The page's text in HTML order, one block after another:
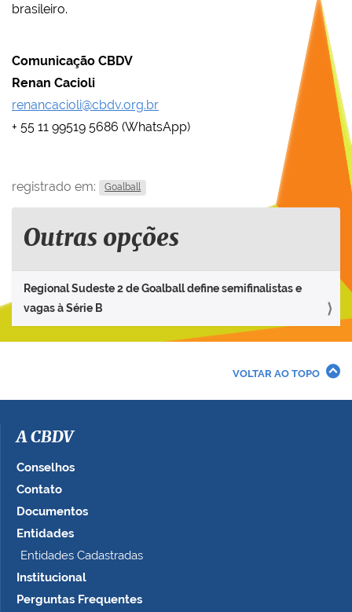
brasileiro.
Comunicação CBDV
Renan Cacioli
renancacioli@cbdv.org.br
+ 55 11 99519 5686 (WhatsApp)
registrado em: Goalball
Outras opções
Regional Sudeste 2 de Goalball define semifinalistas e
vagas à Série B
VOLTAR AO TOPO
A CBDV
Conselhos
Contato
Documentos
Entidades
Entidades Cadastradas
Institucional
Perguntas Frequentes